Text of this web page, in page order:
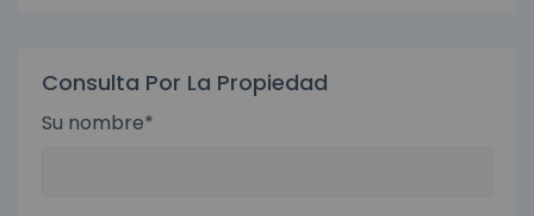
Consulta Por La Propiedad
Su nombre*